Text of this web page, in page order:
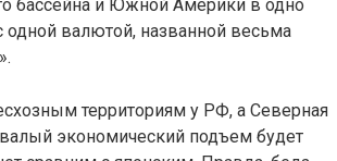
бассейна и Южной Америки в одно
одной валютой, названной весьма
территориям у РФ, а Северная
экономический подъем будет